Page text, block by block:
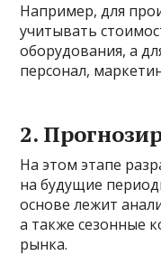
Например, для
учитывать
оборудования, а
персонал,
2.
На этом этапе
на будущие
основе лежит
а также сезонные
рынка.